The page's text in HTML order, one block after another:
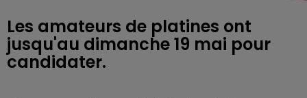
Les amateurs de platines ont
jusqu'au dimanche 19 mai pour
candidater.